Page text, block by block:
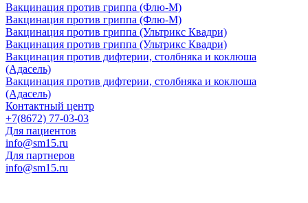
Вакцинация против гриппа (Флю-М)
Вакцинация против гриппа (Флю-М)
Вакцинация против гриппа (Ультрикс Квадри)
Вакцинация против гриппа (Ультрикс Квадри)
Вакцинация против дифтерии, столбняка и коклюша
(Адасель)
Вакцинация против дифтерии, столбняка и коклюша
(Адасель)
Контактный центр
+7(8672) 77-03-03
Для пациентов
info@sm15.ru
Для партнеров
info@sm15.ru